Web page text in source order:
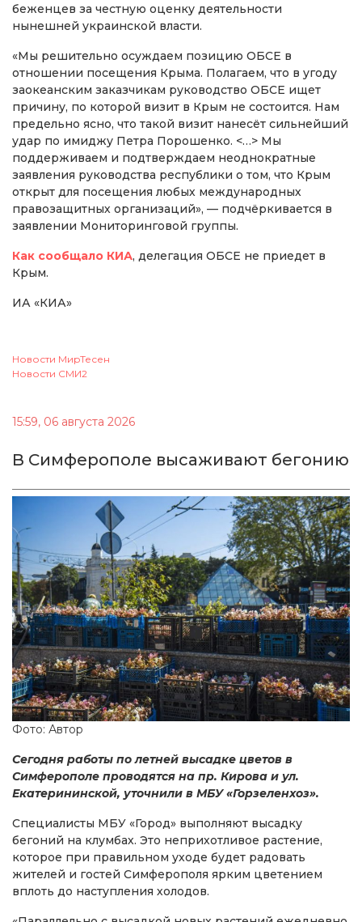
беженцев за честную оценку деятельности
нынешней украинской власти.
«Мы решительно осуждаем позицию ОБСЕ в
отношении посещения Крыма. Полагаем, что в угоду
заокеанским заказчикам руководство ОБСЕ ищет
причину, по которой визит в Крым не состоится. Нам
предельно ясно, что такой визит нанесёт сильнейший
удар по имиджу Петра Порошенко. <…> Мы
поддерживаем и подтверждаем неоднократные
заявления руководства республики о том, что Крым
открыт для посещения любых международных
правозащитных организаций», — подчёркивается в
заявлении Мониторинговой группы.
Как сообщало КИА, делегация ОБСЕ не приедет в
Крым.
ИА «КИА»
Новости МирТесен
Новости СМИ2
15:59, 06 августа 2026
В Симферополе высаживают бегонию
Фото: Автор
Сегодня работы по летней высадке цветов в
Симферополе проводятся на пр. Кирова и ул.
Екатерининской, уточнили в МБУ «Горзеленхоз».
Специалисты МБУ «Город» выполняют высадку
бегоний на клумбах. Это неприхотливое растение,
которое при правильном уходе будет радовать
жителей и гостей Симферополя ярким цветением
вплоть до наступления холодов.